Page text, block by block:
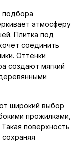
подбора
атмосферу
Плитка под
соединить
Оттенки
создают мягкий
широкий выбор
прожилками,
поверхность